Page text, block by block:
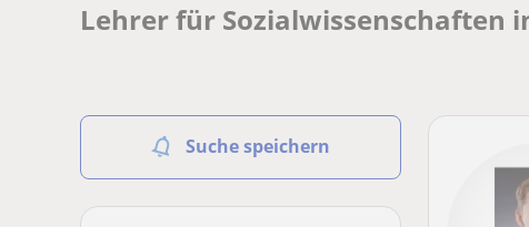
Lehrer für Sozialwissenschaften
Suche speichern